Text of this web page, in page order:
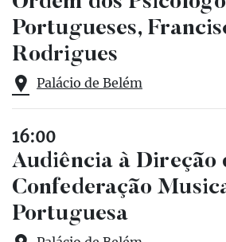
Portugueses,
Rodrigues
Palácio de Belém
16:00
Audiência à Direção
Confederação
Portuguesa